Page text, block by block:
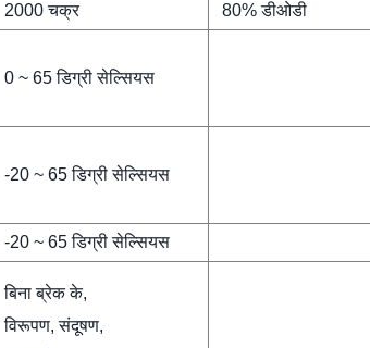
2000 चक्र 80% डीओडी
0 ~ 65 डिग्री सेल्सियस
-20 ~ 65 डिग्री सेल्सियस
-20 ~ 65 डिग्री सेल्सियस
बिना ब्रेक के,
विरूपण, संदूषण,